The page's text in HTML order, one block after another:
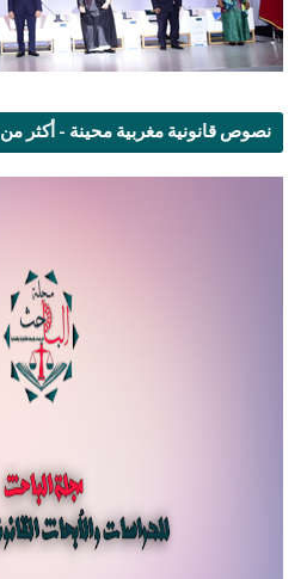
نصوص قانونية مغربية محينة - أكثر من 150 نص قانوني